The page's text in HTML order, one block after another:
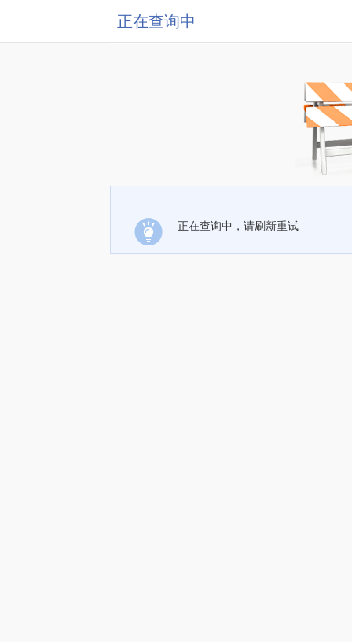
正在查询中
正在查询中，请刷新重试